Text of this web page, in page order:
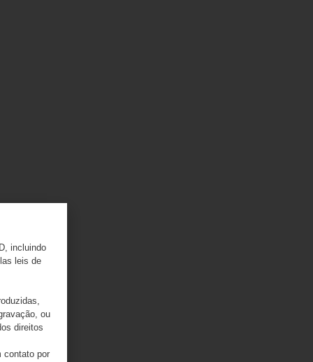
incluindo
leis de
ou
direitos
contato por